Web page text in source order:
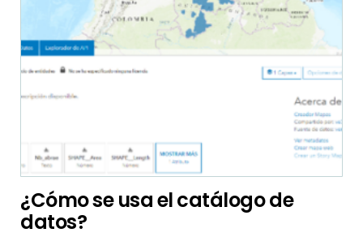
¿Cómo se usa el catálogo de
datos?